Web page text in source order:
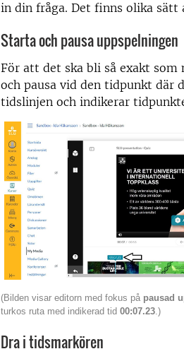
in din fråga. Det finns olika sätt
Starta och pausa uppspelningen
För att det ska bli så exakt
och pausa vid den tidpunkt där
tidslinjen och indikerar
(Bilden visar editorn med fokus på pausad
turkos ruta med indikerad tid 00:07.23 .)
Dra i tidsmarkören